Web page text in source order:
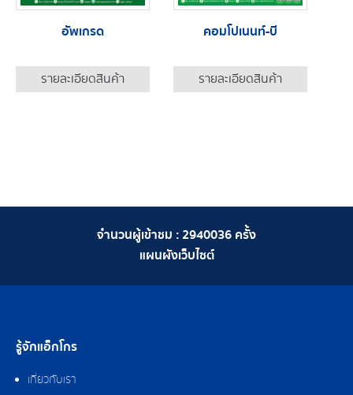
อัพเกรด
รายละเอียดสินค้า
คอมโปเนนท์-บี
รายละเอียดสินค้า
จำนวนผู้เข้าชม :2940036 ครั้ง
แผนผังเว็บไซต์
รู้จักแอ็กโกร
เกี่ยวกับเรา